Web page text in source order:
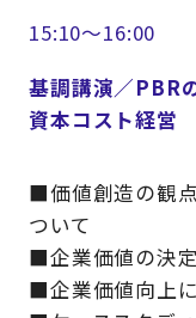
15:10～16:00
基調講演／PBR
資本コスト経営
■価値創造の観
ついて
■企業価値の決
■企業価値向上